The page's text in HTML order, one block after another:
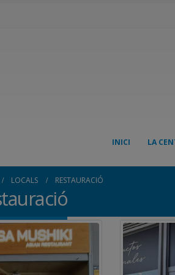
INICI LA
LOCALS RESTAURACIÓ